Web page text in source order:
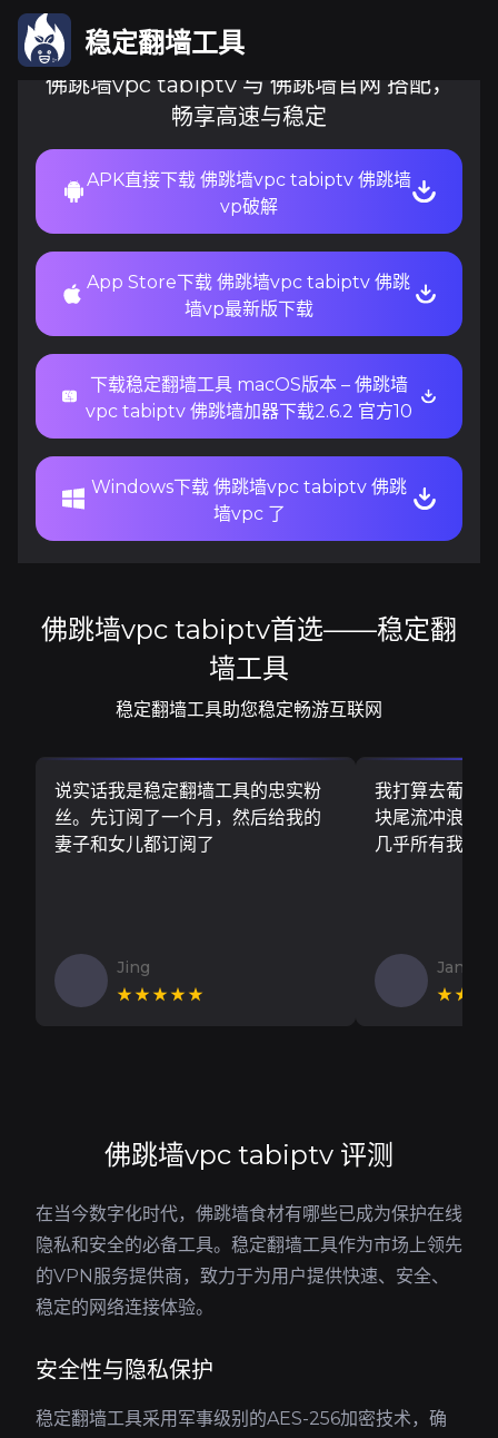
稳定翻墙工具
佛跳墙vpc tabiptv 与 佛跳墙官网 搭配，
畅享高速与稳定
APK直接下载 佛跳墙vpc tabiptv 佛跳墙
vp破解
App Store下载 佛跳墙vpc tabiptv 佛跳
墙vp最新版下载
下载稳定翻墙工具 macOS版本 – 佛跳墙
vpc tabiptv 佛跳墙加器下载2.6.2 官方10
Windows下载 佛跳墙vpc tabiptv 佛跳
墙vpc 了
佛跳墙vpc tabiptv首选——稳定翻
墙工具
稳定翻墙工具助您稳定畅游互联网
说实话我是稳定翻墙工具的忠实粉
丝。先订阅了一个月，然后给我的
妻子和女儿都订阅了
Jing
★★★★★
我打算去葡萄
块尾流冲浪板
几乎所有我需
Jan V
佛跳墙vpc tabiptv 评测
在当今数字化时代，佛跳墙食材有哪些已成为保护在线
隐私和安全的必备工具。稳定翻墙工具作为市场上领先
的VPN服务提供商，致力于为用户提供快速、安全、
稳定的网络连接体验。
安全性与隐私保护
稳定翻墙工具采用军事级别的AES-256加密技术，确